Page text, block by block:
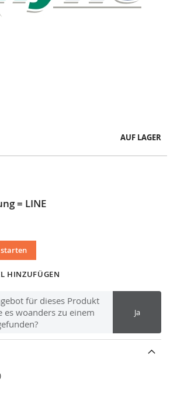
AUF LAGER
= LINE
HINZUFÜGEN
für dieses Produkt
es woanders zu einem
Ja